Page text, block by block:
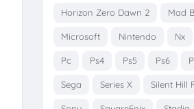
Horizon Zero Dawn 2 Mad
Microsoft Nintendo Nx
Pc Ps4 Ps5 Ps6
Sega Series X Silent Hill